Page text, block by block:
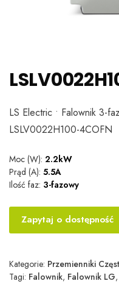
LS Electric • Falownik 3-
LSLV0022H100-4COFN
Moc (W): 2.2kW
Prąd (A): 5.5A
Ilość faz: 3-fazowy
Zapytaj o dostępność
Kategorie: Przemienniki
Tagi: Falownik, Falownik LG,